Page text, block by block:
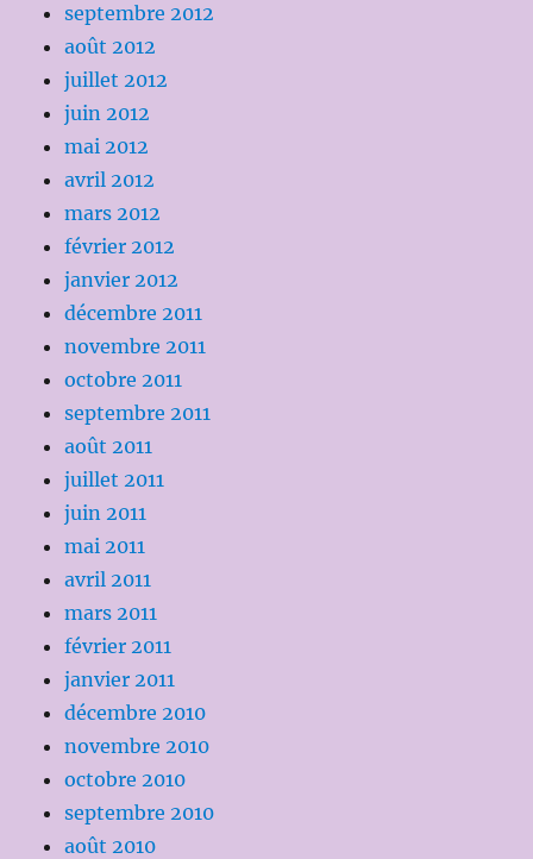
septembre 2012
août 2012
juillet 2012
juin 2012
mai 2012
avril 2012
mars 2012
février 2012
janvier 2012
décembre 2011
novembre 2011
octobre 2011
septembre 2011
août 2011
juillet 2011
juin 2011
mai 2011
avril 2011
mars 2011
février 2011
janvier 2011
décembre 2010
novembre 2010
octobre 2010
septembre 2010
août 2010